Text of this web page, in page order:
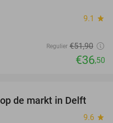
9.1 star
Regulier €51,90
€36,50
50%
de markt in Delft
9.6 star